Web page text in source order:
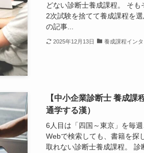
どない診断士養成課程。 そも
2次試験を捨てて養成課程を
の記事...
2025年12月13日 養成課程イン
【中小企業診断士 養成
通学する漢）
6人目は「四国～東京」を毎
Webで検索しても、書籍を探
取れない診断士養成課程。